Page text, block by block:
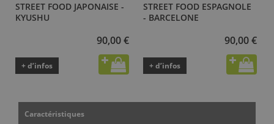
STREET FOOD JAPONAISE -
KYUSHU
90,00 €
+ d’infos
STREET FOOD ESPAGNOLE
- BARCELONE
90,00 €
+ d’infos
Caractéristiques